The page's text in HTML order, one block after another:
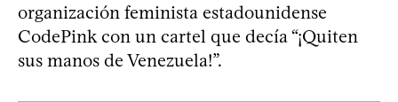
organización feminista estadounidense
CodePink con un cartel que decía “¡Quiten
sus manos de Venezuela!”.